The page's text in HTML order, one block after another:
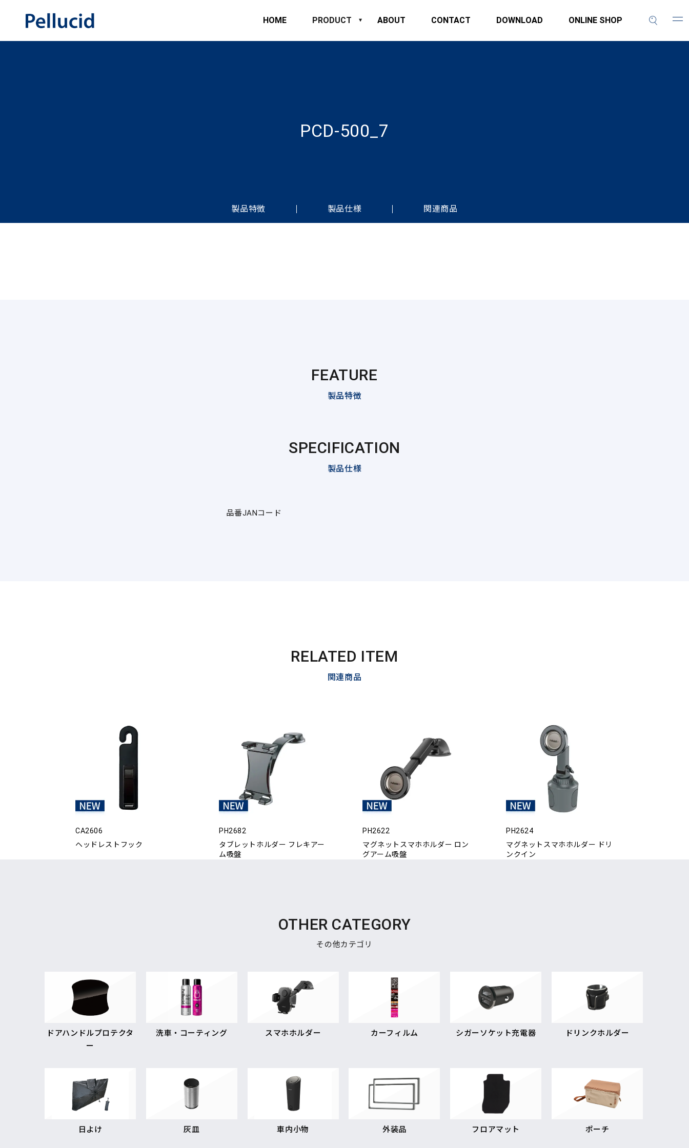
HOME PRODUCT ABOUT CONTACT DOWNLOAD ONLINE SHOP
PCD-500_7
製品特徴 製品仕様 関連商品
FEATURE
製品特徴
SPECIFICATION
製品仕様
品番JANコード
RELATED ITEM
関連商品
CA2606
ヘッドレストフック
PH2682
タブレットホルダー フレキアー
ム吸盤
PH2622
マグネットスマホホルダー ロン
グアーム吸盤
PH2624
マグネットスマホホルダー ドリ
ンクイン
OTHER CATEGORY
その他カテゴリ
ドアハンドルプロテクタ
ー
洗車・コーティング スマホホルダー カーフィルム シガーソケット充電器 ドリンクホルダー
日よけ 灰皿 車内小物 外装品 フロアマット ポーチ